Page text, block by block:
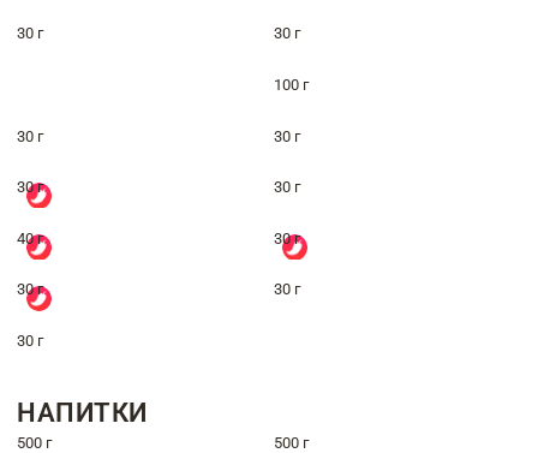
30 г 30 г
100 г
30 г 30 г
30 г 30 г
40 г 30 г
30 г 30 г
30 г
НАПИТКИ
500 г 500 г